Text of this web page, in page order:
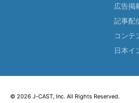
広告掲
記事配
コンテ
日本イ
© 2026 J-CAST, Inc. All Rights Reserved.